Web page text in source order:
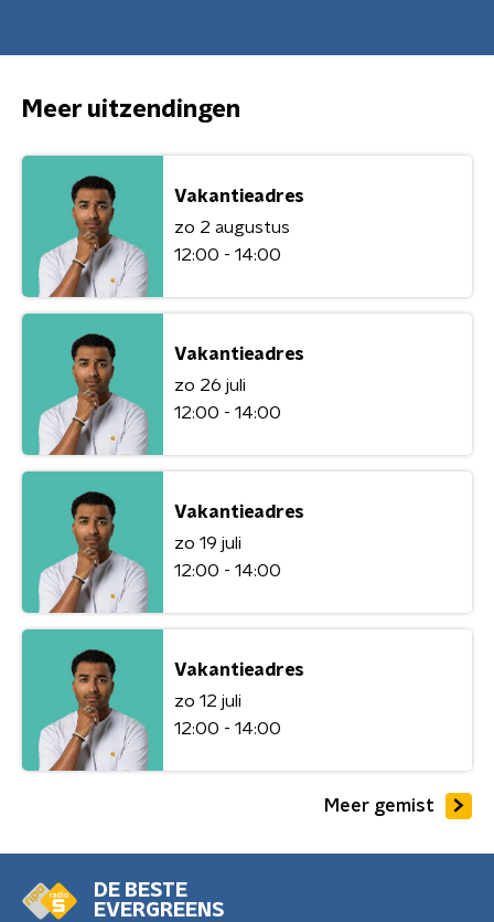
Meer uitzendingen
Vakantieadres
zo 2 augustus
12:00 - 14:00
Vakantieadres
zo 26 juli
12:00 - 14:00
Vakantieadres
zo 19 juli
12:00 - 14:00
Vakantieadres
zo 12 juli
12:00 - 14:00
Meer gemist
DE BESTE
EVERGREENS